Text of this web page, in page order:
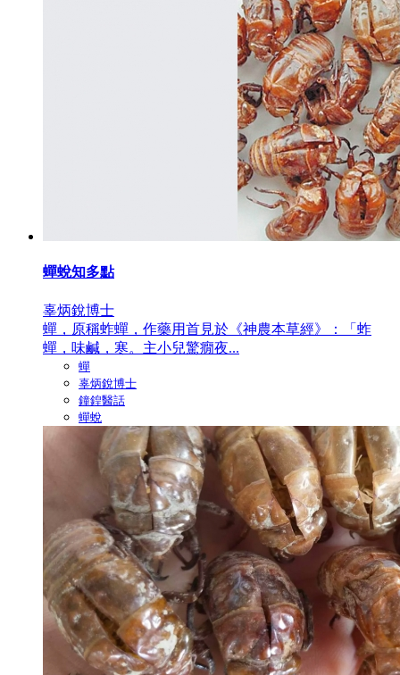
蟬蛻知多點
辜炳銳博士
蟬，原稱蚱蟬，作藥用首見於《神農本草經》：「蚱
蟬，味鹹，寒。主小兒驚癇夜...
蟬
辜炳銳博士
鐘鍠醫話
蟬蛻